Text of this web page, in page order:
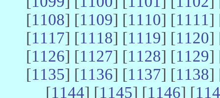
[1108] [1109] [1110] [1111]
[1117] [1118] [1119] [1120]
[1126] [1127] [1128] [1129]
[1135] [1136] [1137] [1138]
[1144] [1145] [1146] [